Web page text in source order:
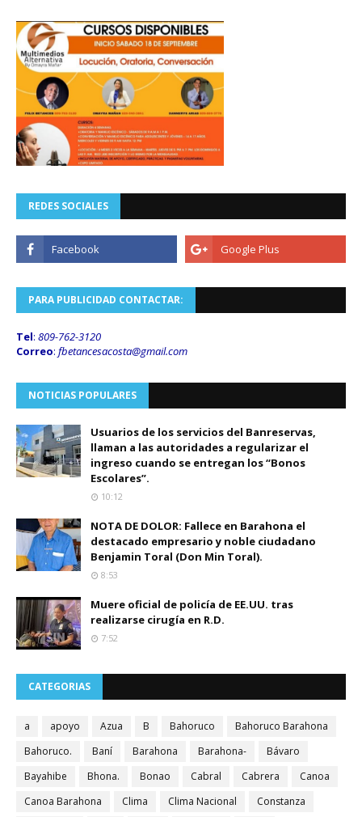
REDES SOCIALES
PARA PUBLICIDAD CONTACTAR:
Tel: 809-762-3120
Correo: fbetancesacosta@gmail.com
NOTICIAS POPULARES
Usuarios de los servicios del Banreservas,
llaman a las autoridades a regularizar el
ingreso cuando se entregan los “Bonos
Escolares”.
10:12
NOTA DE DOLOR: Fallece en Barahona el
destacado empresario y noble ciudadano
Benjamin Toral (Don Min Toral).
8:53
Muere oficial de policía de EE.UU. tras
realizarse cirugía en R.D.
7:52
CATEGORIAS
a apoyo Azua B Bahoruco
Bahoruco Barahona
Bahoruco.
Baní Barahona Barahona-
Bávaro
Bayahibe
Bhona. Bonao Cabral Cabrera
Canoa
Canoa Barahona
Clima Clima Nacional
Constanza